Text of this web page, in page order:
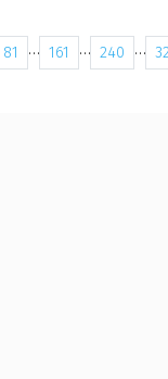
81 … 161 … 240 …